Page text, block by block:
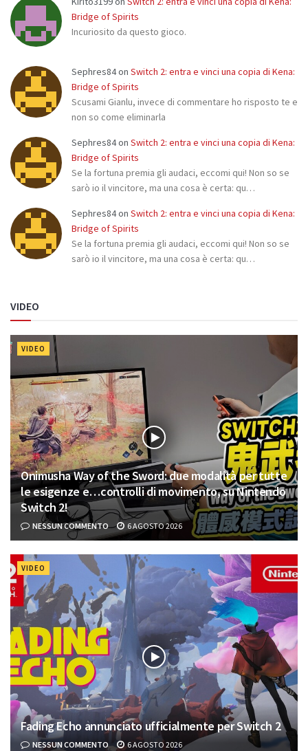
Bridge of Spirits
Incuriosito da questo gioco.
Sephres84on Switch 2: entra e vinci una copia di Kena:
Bridge of Spirits
Scusami Gianlu, invece di commentare ho risposto te e
non so come eliminarla
Sephres84on Switch 2: entra e vinci una copia di Kena:
Bridge of Spirits
Se la fortuna premia gli audaci, eccomi qui! Non so se
sarò io il vincitore, ma una cosa è certa: qu…
Sephres84on Switch 2: entra e vinci una copia di Kena:
Bridge of Spirits
Se la fortuna premia gli audaci, eccomi qui! Non so se
sarò io il vincitore, ma una cosa è certa: qu…
VIDEO
VIDEO
Onimusha Way of the Sword: due modalità per tutte
le esigenze e…controlli di movimento, su Nintendo
Switch 2!
NESSUN COMMENTO 6 AGOSTO 2026
VIDEO
Fading Echo annunciato ufficialmente per Switch 2
NESSUN COMMENTO 6 AGOSTO 2026